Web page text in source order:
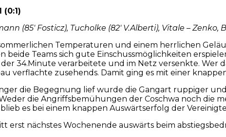
(0:1)
(85′ Fosticz), Tucholke (82′ V.Alberti), Vitale – Zenko,
Temperaturen und einem herrlichen
beide Teams sich gute Einschussmöglichkeiten
34.Minute verarbeitete und im Netz versenkte. Wer
verflachte zusehends. Damit ging es mit einer
die Begegnung lief wurde die Gangart ruppiger
die Angriffsbemühungen der Coschwa noch die
es bei einem knappen Auswärtserfolg der
erst nächstes Wochenende auswärts beim